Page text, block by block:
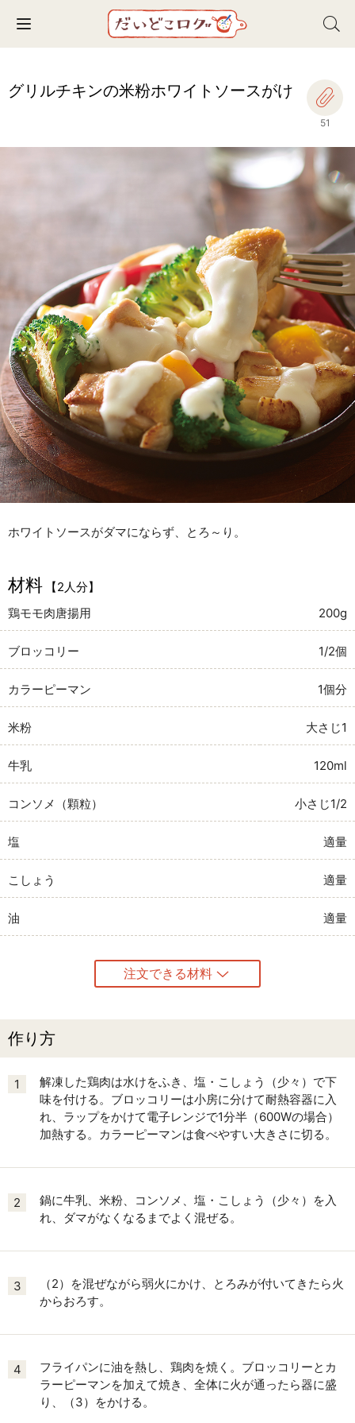
Toggle navigation
グリルチキンの米粉ホワイトソースがけ
51
ホワイトソースがダマにならず、とろ～り。
材料
【2人分】
鶏モモ肉唐揚用
200g
ブロッコリー 1/2個
カラーピーマン 1個分
米粉 大さじ1
牛乳 120ml
コンソメ（顆粒） 小さじ1/2
塩 適量
こしょう 適量
油 適量
注文できる材料
作り方
1
解凍した鶏肉は水けをふき、塩・こしょう（少々）で下
味を付ける。ブロッコリーは小房に分けて耐熱容器に入
れ、ラップをかけて電子レンジで1分半（600Wの場合）
加熱する。カラーピーマンは食べやすい大きさに切る。
2
鍋に牛乳、米粉、コンソメ、塩・こしょう（少々）を入
れ、ダマがなくなるまでよく混ぜる。
3
（2）を混ぜながら弱火にかけ、とろみが付いてきたら火
からおろす。
4
フライパンに油を熱し、鶏肉を焼く。ブロッコリーとカ
ラーピーマンを加えて焼き、全体に火が通ったら器に盛
り、（3）をかける。